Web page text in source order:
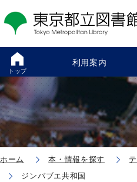
トップ
利用案内
ホーム 本・情報を探す
ジンバブエ共和国